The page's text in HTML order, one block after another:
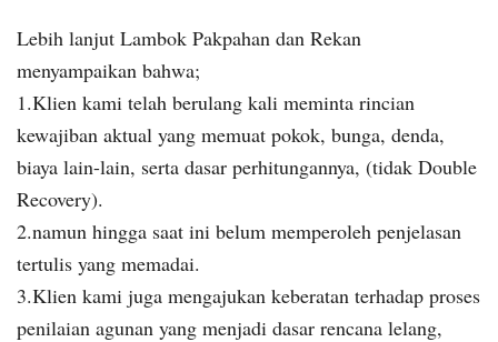
Lebih lanjut Lambok Pakpahan dan Rekan
menyampaikan bahwa;
1.Klien kami telah berulang kali meminta rincian
kewajiban aktual yang memuat pokok, bunga, denda,
biaya lain-lain, serta dasar perhitungannya, (tidak Double
Recovery).
2.namun hingga saat ini belum memperoleh penjelasan
tertulis yang memadai.
3.Klien kami juga mengajukan keberatan terhadap proses
penilaian agunan yang menjadi dasar rencana lelang,